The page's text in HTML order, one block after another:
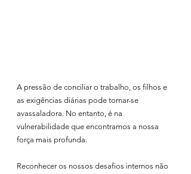
A pressão de conciliar o trabalho, os filhos e
as exigências diárias pode tornar-se
avassaladora. No entanto, é na
vulnerabilidade que encontramos a nossa
força mais profunda.
Reconhecer os nossos desafios internos não